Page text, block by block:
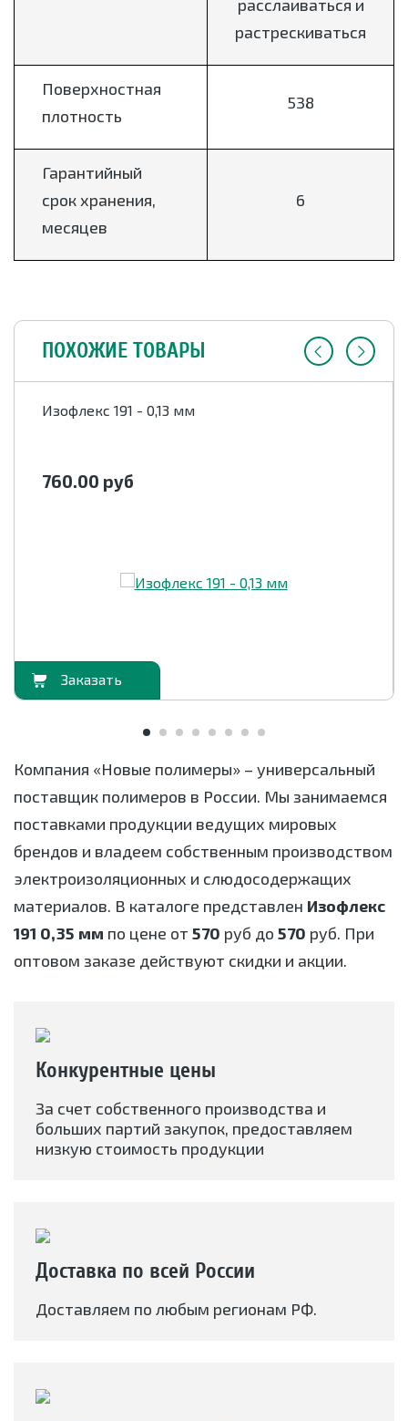
расслаиваться и
растрескиваться
Поверхностная
плотность
538
Гарантийный
срок хранения,
месяцев
6
ПОХОЖИЕ ТОВАРЫ
Изофлекс 191 - 0,13 мм
760.00 руб
Компания «Новые полимеры» – универсальный
поставщик полимеров в России. Мы занимаемся
поставками продукции ведущих мировых
брендов и владеем собственным производством
электроизоляционных и слюдосодержащих
материалов. В каталоге представлен Изофлекс
191 0,35 мм по цене от 570 руб до 570 руб. При
оптовом заказе действуют скидки и акции.
Конкурентные цены
За счет собственного производства и
больших партий закупок, предоставляем
низкую стоимость продукции
Доставка по всей России
Доставляем по любым регионам РФ.